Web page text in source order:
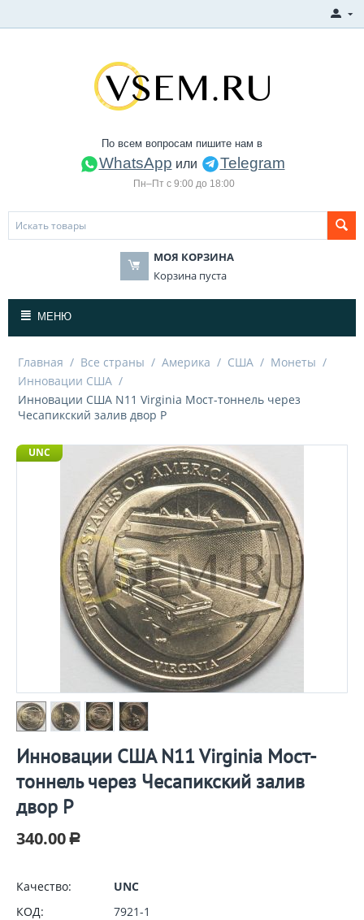
По всем вопросам пишите нам в
WhatsApp или Telegram
Пн–Пт с 9:00 до 18:00
МОЯ КОРЗИНА
Корзина пуста
МЕНЮ
Главная / Все страны / Америка / США / Монеты /
Инновации США /
Инновации США N11 Virginia Мост-тоннель через
Чесапикский залив двор P
UNC
Инновации США N11 Virginia Мост-
тоннель через Чесапикский залив
двор P
340.00 Р
Качество:
UNC
КОД:
7921-1